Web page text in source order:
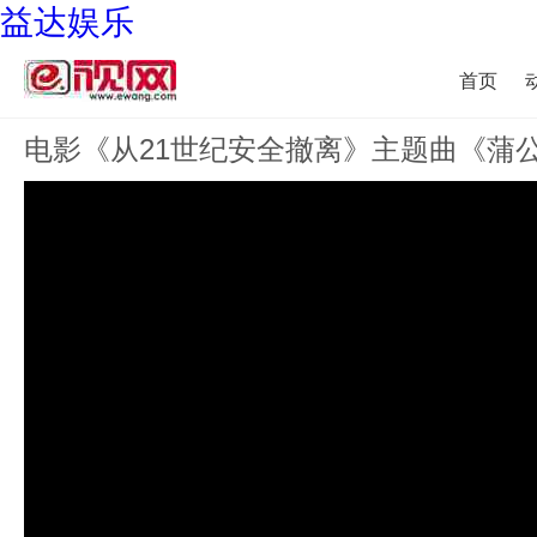
益达娱乐
首页
电影《从21世纪安全撤离》主题曲《蒲